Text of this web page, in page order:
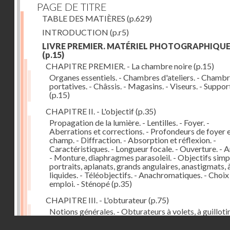
PAGE DE TITRE
TABLE DES MATIÈRES (p.629)
INTRODUCTION (p.r5)
LIVRE PREMIER. MATÉRIEL PHOTOGRAPHIQUE
(p.15)
CHAPITRE PREMIER. - La chambre noire(p.15)
Organes essentiels. - Chambres d'ateliers. -
portatives. - Châssis. - Magasins. - Viseurs. -
(p.15)
CHAPITRE II. - L'objectif(p.35)
Propagation de la lumière. - Lentilles. - Foyer. -
Aberrations et corrections. - Profondeurs de foyer
champ. - Diffraction. - Absorption et réflexion. -
Caractéristiques. - Longueur focale. - Ouverture. -
- Monture, diaphragmes parasoleil. - Objectifs
portraits, aplanats, grands angulaires, anastigmats,
liquides. - Téléobjectifs. - Anachromatiques. -
emploi. - Sténopé(p.35)
CHAPITRE III. - L'obturateur(p.75)
Notions générales. - Obturateurs à volets, à